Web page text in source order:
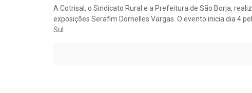
A Cotrisal, o Sindicato Rural e a Prefeitura de São Borja,
exposições Serafim Dornelles Vargas. O evento inicia dia 4
Sul.